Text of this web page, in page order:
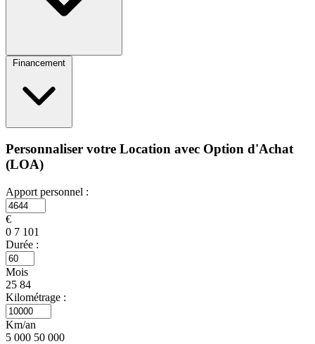
Financement
Personnaliser votre Location avec Option d'Achat
(LOA)
Apport personnel :
€
0 7 101
Durée :
Mois
25 84
Kilométrage :
Km/an
5 000 50 000